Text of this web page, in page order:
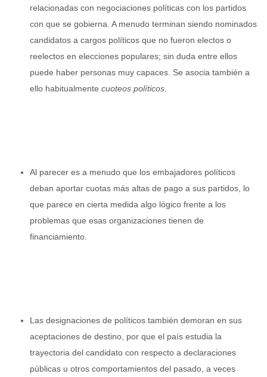
relacionadas con negociaciones políticas con los partidos
con que se gobierna. A menudo terminan siendo nominados
candidatos a cargos políticos que no fueron electos o
reelectos en elecciones populares; sin duda entre ellos
puede haber personas muy capaces. Se asocia también a
ello habitualmente cuoteos políticos
Al parecer es a menudo que los embajadores políticos
deban aportar cuotas más altas de pago a sus partidos, lo
que parece en cierta medida algo lógico frente a los
problemas que esas organizaciones tienen de
financiamiento.
Las designaciones de políticos también demoran en sus
aceptaciones de destino, por que el país estudia la
trayectoria del candidato con respecto a declaraciones
públicas u otros comportamientos del pasado, a veces